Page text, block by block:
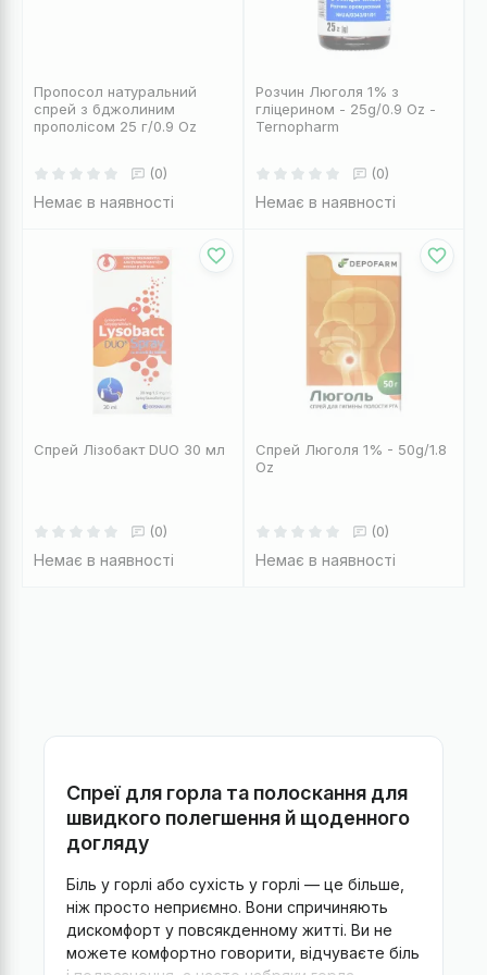
Пропосол натуральний
спрей з бджолиним
прополісом 25 г/0.9 Oz
(0)
Немає в наявності
Розчин Люголя 1% з
гліцерином - 25g/0.9 Oz -
Ternopharm
(0)
Немає в наявності
Спрей Лізобакт DUO 30 мл
(0)
Немає в наявності
Спрей Люголя 1% - 50g/1.8
Oz
(0)
Немає в наявності
Спреї для горла та полоскання для
швидкого полегшення й щоденного
догляду
Біль у горлі або сухість у горлі — це більше,
ніж просто неприємно. Вони спричиняють
дискомфорт у повсякденному житті. Ви не
можете комфортно говорити, відчуваєте біль